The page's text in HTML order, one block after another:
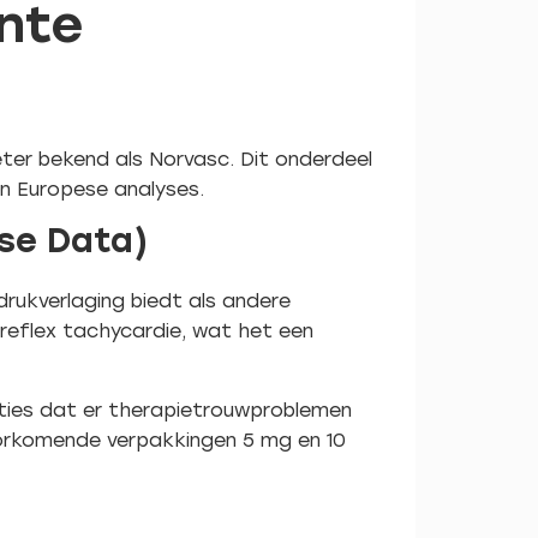
bekend als Norvasc. Dit onderdeel
Europese analyses.
Data)
biedt als andere
reflex tachycardie, wat het een
dat er therapietrouwproblemen
verpakkingen 5 mg en 10